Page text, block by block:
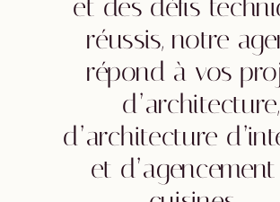
et des défis
réussis, notre
répond à vos
d’architecture,
d’architecture
et